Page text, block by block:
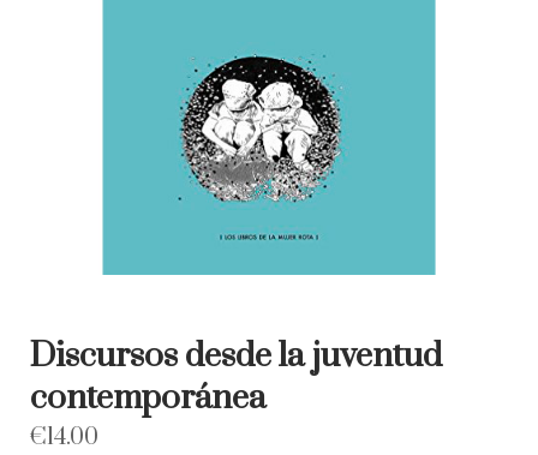
Discursos desde la juventud
contemporánea
€14.00